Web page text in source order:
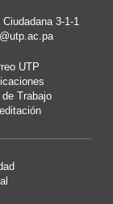
3-1-1
UTP
Trabajo